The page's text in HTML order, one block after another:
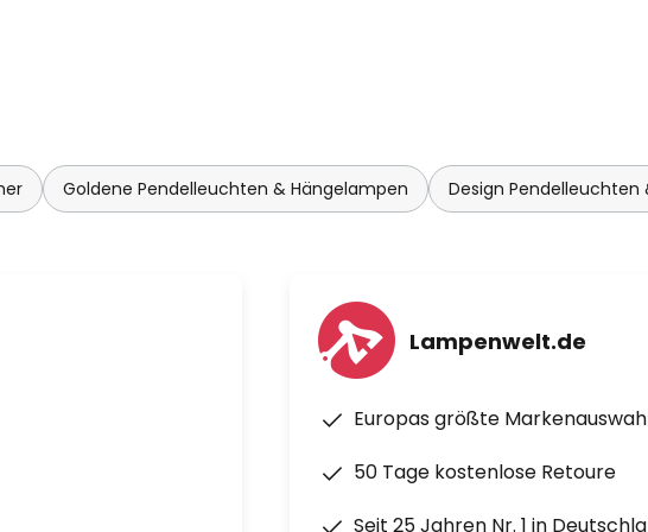
Goldene Pendelleuchten & Hängelampen Design Pendelleuchten
Lampenwelt.de
Europas größte
50 Tage kostenlose Retoure
Seit 25 Jahren Nr. 1 in